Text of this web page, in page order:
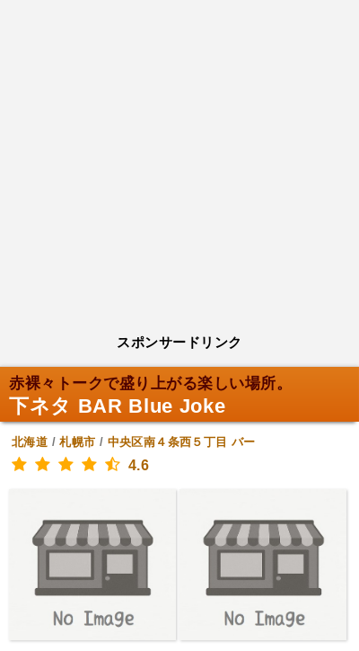
スポンサードリンク
赤裸々トークで盛り上がる楽しい場所。
下ネタ BAR Blue Joke
北海道 /札幌市 / 中央区南４条西５丁目 バー
4.6